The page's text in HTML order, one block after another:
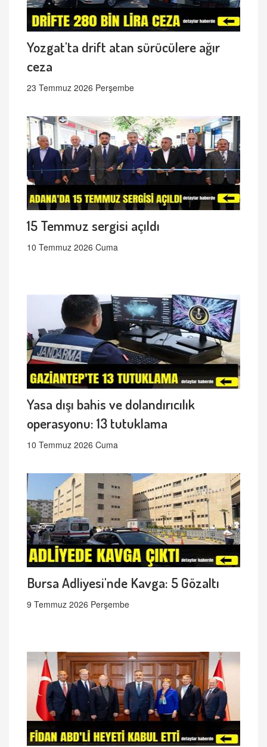
Yozgat'ta drift atan sürücülere ağır
ceza
23 Temmuz 2026 Perşembe
15 Temmuz sergisi açıldı
10 Temmuz 2026 Cuma
Yasa dışı bahis ve dolandırıcılık
operasyonu: 13 tutuklama
10 Temmuz 2026 Cuma
Bursa Adliyesi'nde Kavga: 5 Gözaltı
9 Temmuz 2026 Perşembe